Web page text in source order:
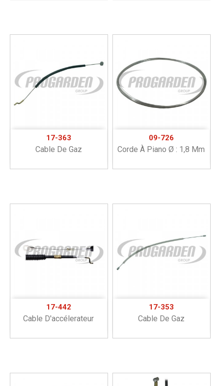
17-363
Cable De Gaz
09-726
Corde À Piano Ø : 1,8 Mm
17-442
Cable D'accélerateur
17-353
Cable De Gaz